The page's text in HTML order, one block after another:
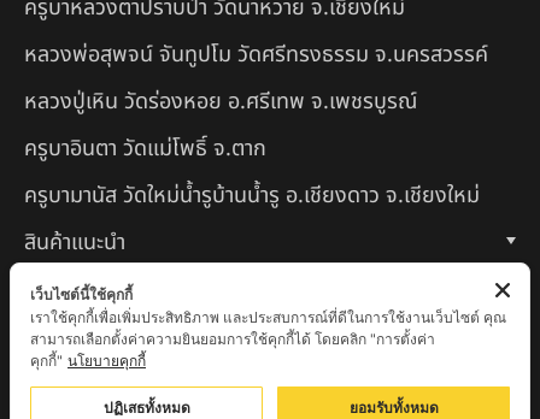
ครูบาหลวงตาปราบป่า วัดนาหวาย จ.เชียงใหม่
หลวงพ่อสุพจน์ จันทูปโม วัดศรีทรงธรรม จ.นครสวรรค์
หลวงปู่เหิน วัดร่องหอย อ.ศรีเทพ จ.เพชรบูรณ์
ครูบาอินตา วัดแม่โพธิ์ จ.ตาก
ครูบามานัส วัดใหม่น้ำรูบ้านน้ำรู อ.เชียงดาว จ.เชียงใหม่
สินค้าแนะนำ
หลวงปู่แม่น สำนักสงฆ์เขาจันทร์ ต.โค่กสะอาด อ.ศรีเทพ
จ.เพชรบูรณ์
หลวงปู่พระครูเฒ่า (พระครูวิสุทธิวาที) วัดศิริมงคล
อ.ศรีเทพ จ.เพชรบูรณ์
เว็บไซต์นี้ใช้คุกกี้
เราใช้คุกกี้เพื่อเพิ่มประสิทธิภาพ และประสบการณ์ที่ดีในการใช้งานเว็บไซต์ คุณ
สามารถเลือกตั้งค่าความยินยอมการใช้คุกกี้ได้ โดยคลิก "การตั้งค่า
คุกกี้" นโยบายคุกกี้
ปฏิเสธทั้งหมด ยอมรับทั้งหมด